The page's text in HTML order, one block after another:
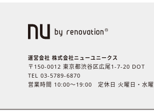
運営会社 株式会社ニューユニークス
〒150-0012 東京都渋谷区広尾1-7-20 DOT
TEL 03-5789-6870
営業時間 10:00〜19:00 定休日 火曜日・水曜